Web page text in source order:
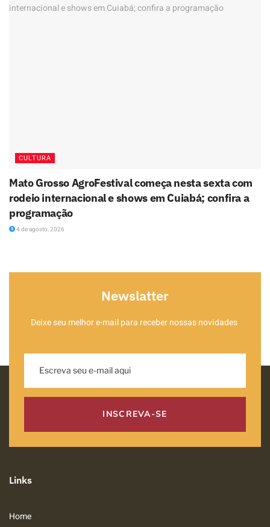
CULTURA
Mato Grosso AgroFestival começa nesta sexta com
rodeio internacional e shows em Cuiabá; confira a
programação
4 de agosto, 2026
Newslatter
Deixe seu melhor e-mail para receber nossas novidades
INSCREVA-SE
Links
Home